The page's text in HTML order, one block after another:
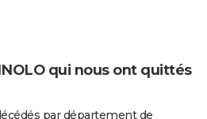
qui nous ont quittés
par département de